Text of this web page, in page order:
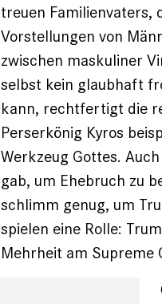
treuen Familienvaters,
Vorstellungen von
zwischen maskuliner
selbst kein glaubhaft
kann, rechtfertigt die
Perserkönig Kyros
Werkzeug Gottes.
gab, um Ehebruch zu
schlimm genug, um
spielen eine Rolle:
Mehrheit am Supreme